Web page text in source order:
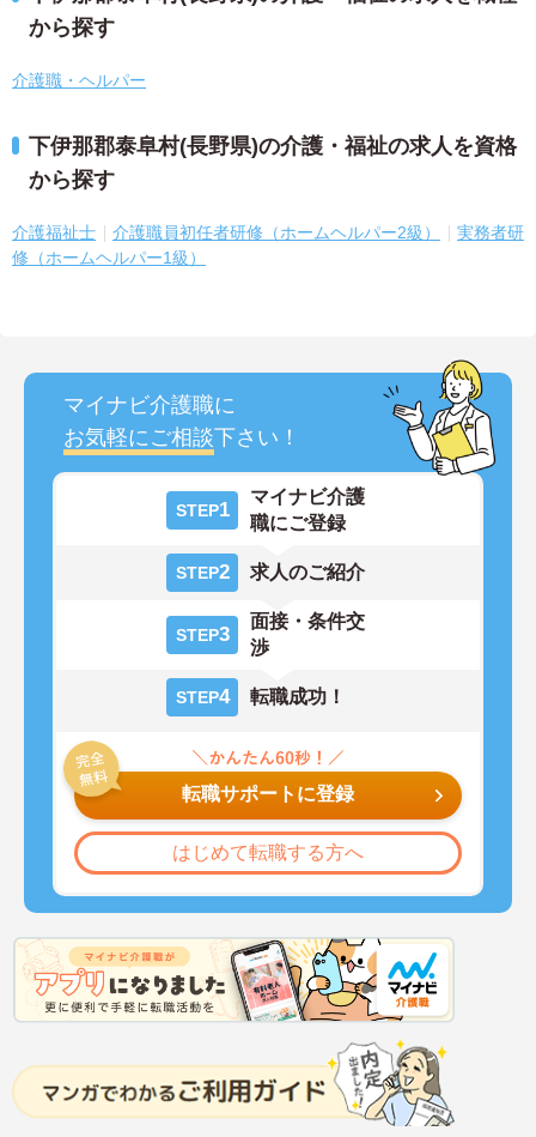
から探す
介護職・ヘルパー
下伊那郡泰阜村(長野県)の介護・福祉の求人を資格
から探す
介護福祉士 介護職員初任者研修（ホームヘルパー2級）
実務者研
修（ホームヘルパー1級）
マイナビ介護職に
お気軽にご相談下さい！
STEP1
マイナビ介護
職にご登録
STEP2 求人のご紹介
STEP3
面接・条件交
渉
STEP4 転職成功！
転職サポートに登録
はじめて転職する方へ